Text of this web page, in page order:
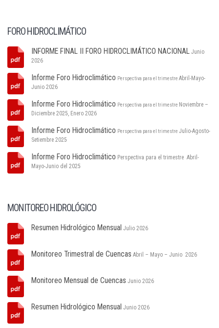
FORO HIDROCLIMÁTICO
INFORME FINAL II FORO HIDROCLIMÁTICO NACIONAL Junio
2026
Informe Foro Hidroclimático Perspectiva para el trimestre Abril-Mayo-
Junio 2026
Informe Foro Hidroclimático Perspectiva para el trimestre Noviembre –
Diciembre 2025, Enero 2026
Informe Foro Hidroclimático Perspectiva para el trimestre Julio-Agosto-
Setiembre 2025
Informe Foro Hidroclimático Perspectiva para el trimestre Abril-
Mayo-Junio del 2025
MONITOREO HIDROLÓGICO
Resumen Hidrológico Mensual Julio 2026
Monitoreo Trimestral de Cuencas Abril – Mayo – Junio 2026
Monitoreo Mensual de Cuencas Junio 2026
Resumen Hidrológico Mensual Junio 2026